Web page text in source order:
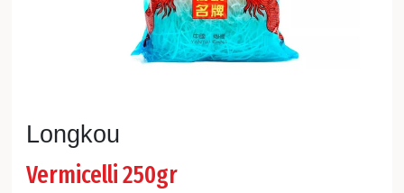
Longkou
Vermicelli 250gr